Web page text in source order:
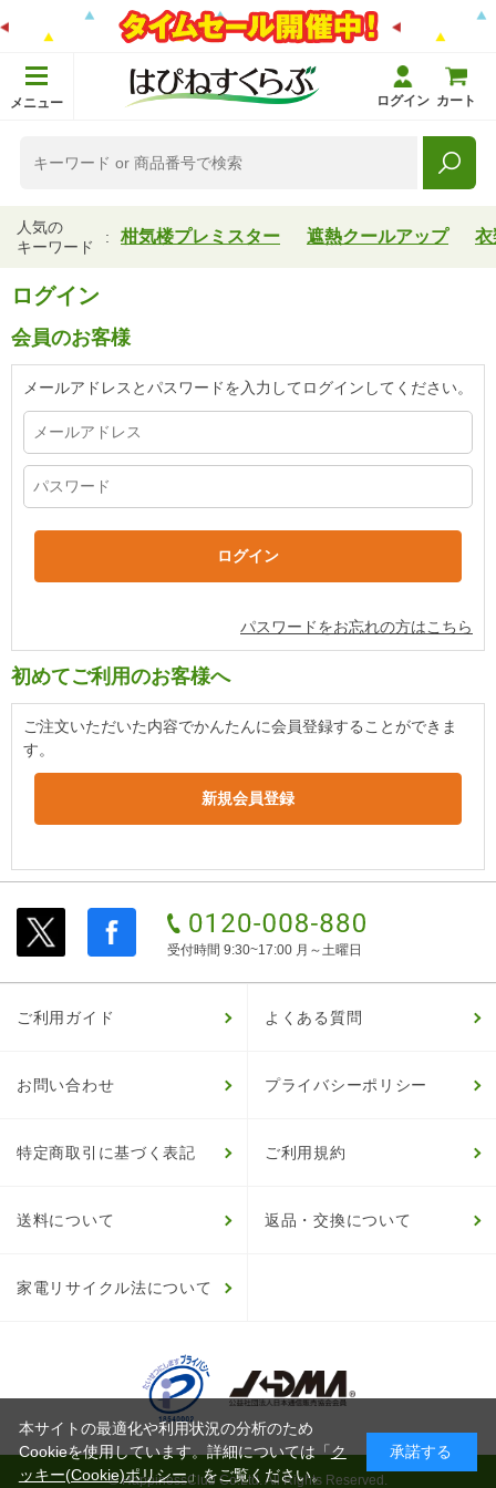
メニュー ログイン カート
人気の
キーワード
柑気楼プレミスター 遮熱クールアップ 衣
ログイン
会員のお客様
メールアドレスとパスワードを入力してログインしてください。
パスワードをお忘れの方はこちら
初めてご利用のお客様へ
ご注文いただいた内容でかんたんに会員登録することができま
す。
受付時間 9:30~17:00 月～土曜日
ご利用ガイド よくある質問
お問い合わせ プライバシーポリシー
特定商取引に基づく表記 ご利用規約
送料について 返品・交換について
家電リサイクル法について
© HappinessClub Co.Ltd. All Rights Reserved.
本サイトの最適化や利用状況の分析のため
Cookieを使用しています。詳細については「ク
ッキー(Cookie)ポリシー」をご覧ください。
承諾する